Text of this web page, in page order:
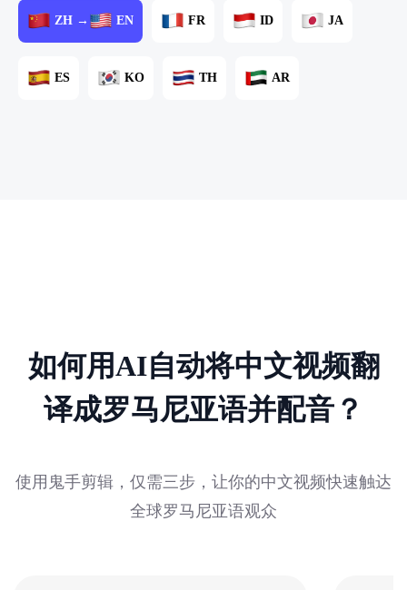
ZH → EN FR ID JA
ES KO TH AR
如何用AI自动将中文视频翻
译成罗马尼亚语并配音？
使用鬼手剪辑，仅需三步，让你的中文视频快速触达
全球罗马尼亚语观众